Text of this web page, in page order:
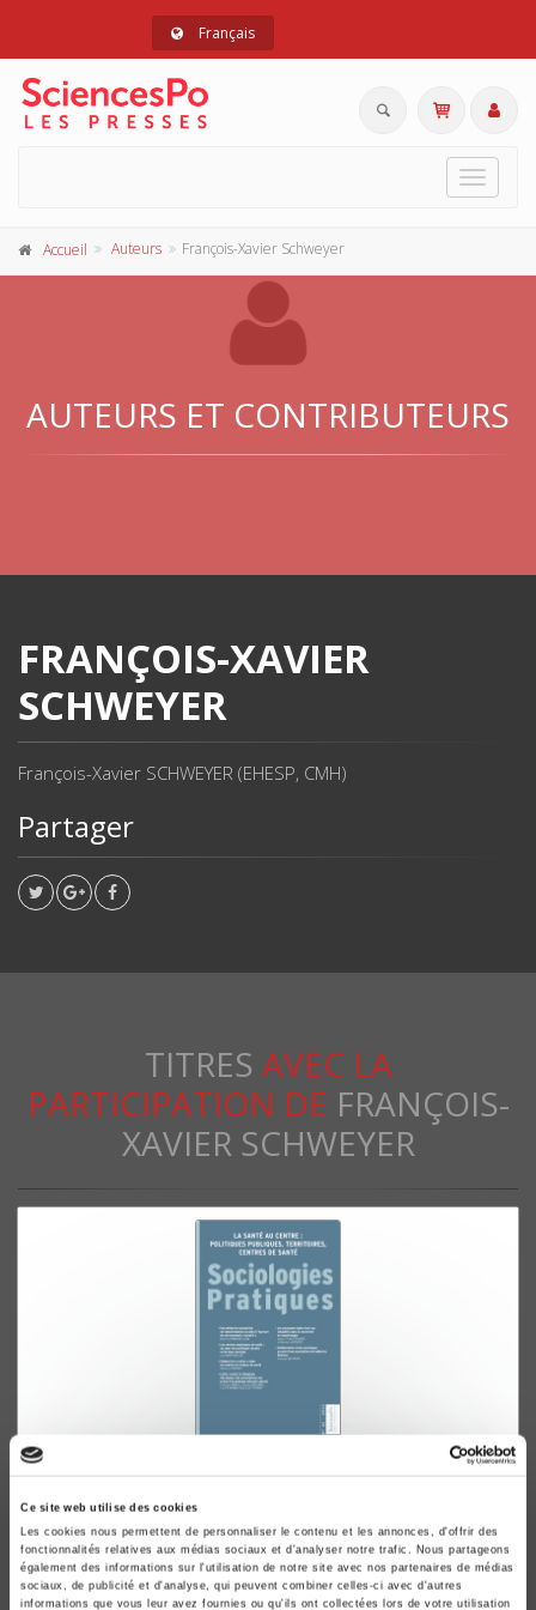
Ce site web utilise des cookies
Les cookies nous permettent de personnaliser le contenu et les annonces, d'offrir des
fonctionnalités relatives aux médias sociaux et d'analyser notre trafic. Nous partageons
également des informations sur l'utilisation de notre site avec nos partenaires de médias
sociaux, de publicité et d'analyse, qui peuvent combiner celles-ci avec d'autres
informations que vous leur avez fournies ou qu'ils ont collectées lors de votre utilisation
Français
Toggle
Accueil Auteurs François-Xavier Schweyer
AUTEURS ET CONTRIBUTEURS
FRANÇOIS-XAVIER
SCHWEYER
François-Xavier SCHWEYER (EHESP, CMH)
Partager
TITRES AVEC LA
PARTICIPATION DE FRANÇOIS-
XAVIER SCHWEYER
Sociologies pratiques 45, 2022
La santé au centre : politiques publiques, territoires,
centres de santé
Camille Noûs, François-Xavier Schweyer